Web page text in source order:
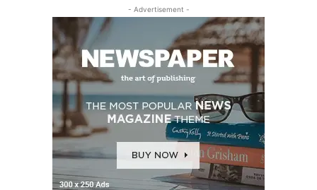
- Advertisement -